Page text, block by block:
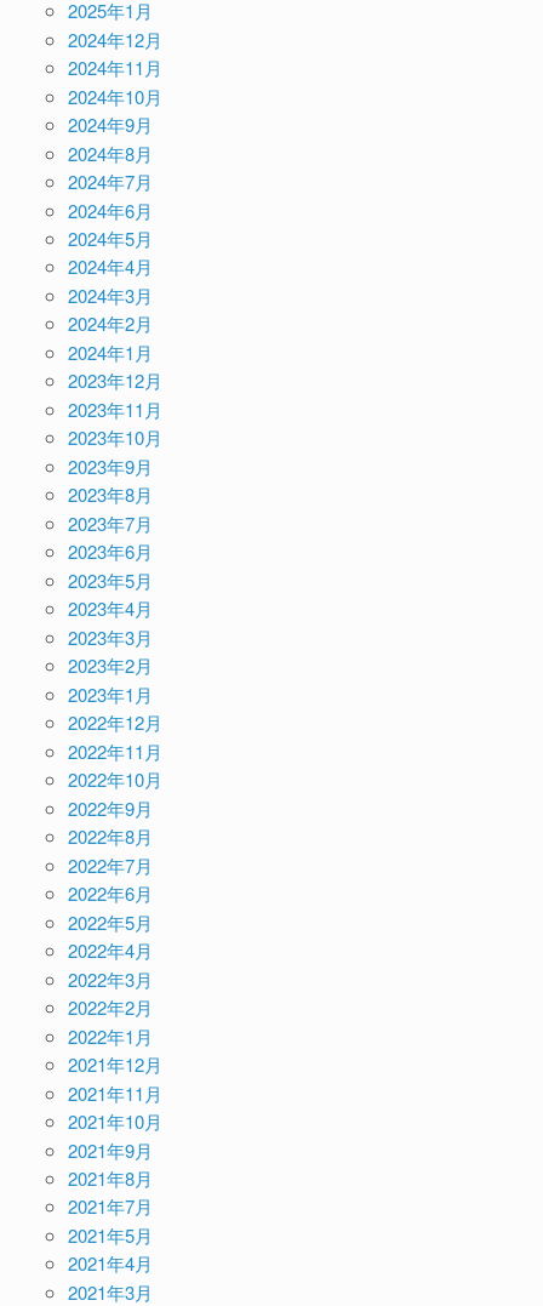
2025年1月
2024年12月
2024年11月
2024年10月
2024年9月
2024年8月
2024年7月
2024年6月
2024年5月
2024年4月
2024年3月
2024年2月
2024年1月
2023年12月
2023年11月
2023年10月
2023年9月
2023年8月
2023年7月
2023年6月
2023年5月
2023年4月
2023年3月
2023年2月
2023年1月
2022年12月
2022年11月
2022年10月
2022年9月
2022年8月
2022年7月
2022年6月
2022年5月
2022年4月
2022年3月
2022年2月
2022年1月
2021年12月
2021年11月
2021年10月
2021年9月
2021年8月
2021年7月
2021年5月
2021年4月
2021年3月